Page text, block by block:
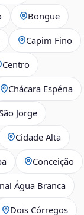
Bongue
Capim Fino
Centro
Chácara Espéria
Jorge
Cidade Alta
Conceição
Água Branca
Dois Córregos